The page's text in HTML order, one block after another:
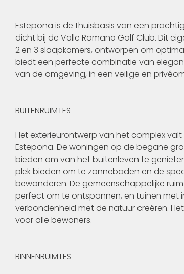
Estepona is de thuisbasis van een
dicht bij de Valle Romano Golf Club. Dit
2 en 3 slaapkamers, ontworpen om
biedt een perfecte combinatie van
van de omgeving, in een veilige en
BUITENRUIMTES
Het exterieurontwerp van het complex
Estepona. De woningen op de begane
bieden om van het buitenleven te
plek bieden om te zonnebaden en de
bewonderen. De gemeenschappelijke
perfect om te ontspannen, en tuinen met
verbondenheid met de natuur creëren.
voor alle bewoners.
BINNENRUIMTES